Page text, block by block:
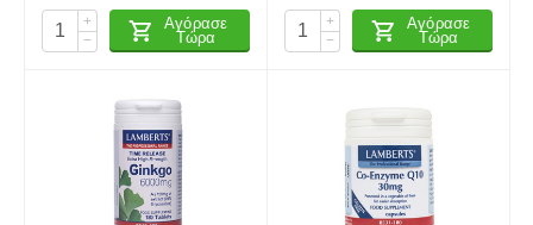
+
−
Αγόρασε
Τώρα
+
−
Αγόρασε
Τώρα